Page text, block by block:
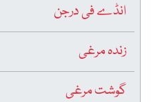
انڈے فی درجن
زندہ مرغی
گوشت مرغی